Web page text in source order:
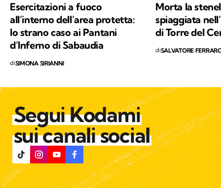
Esercitazioni a fuoco
all’interno dell’area protetta:
lo strano caso ai Pantani
d’Inferno di Sabaudia
diSIMONA SIRIANNI
Morta la
spiaggiata
di Torre del
diSALVATORE
Segui Kodami
sui canali social